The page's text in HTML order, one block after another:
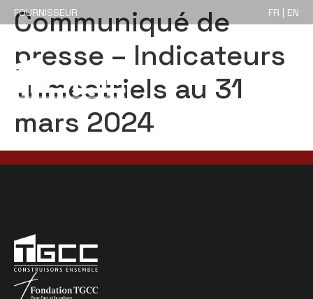
FOURNISSEUR FR | EN
Communiqué de
presse – Indicateurs
trimestriels au 31
mars 2024